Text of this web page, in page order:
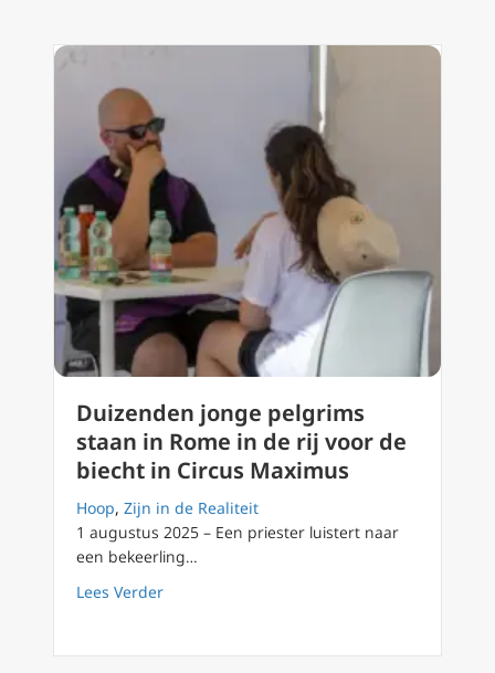
Duizenden jonge pelgrims
staan in Rome in de rij voor de
biecht in Circus Maximus
Hoop, Zijn in de Realiteit
1 augustus 2025 – Een priester luistert naar
een bekeerling…
Lees Verderabout Duizenden jonge pelgrims staan in